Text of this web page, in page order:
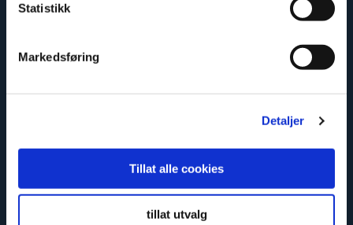
Statistikk
Markedsføring
Detaljer
Tillat alle cookies
tillat utvalg